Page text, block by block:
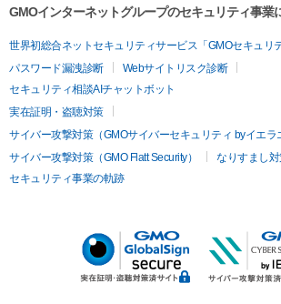
GMOインターネットグループのセキュリティ事業
世界初総合ネットセキュリティサービス「GMOセキュリ
パスワード漏洩診断
Webサイトリスク診断
セキュリティ相談AIチャットボット
実在証明・盗聴対策
サイバー攻撃対策（GMOサイバーセキュリティ byイエラ
サイバー攻撃対策（GMO Flatt Security）
なりすまし
セキュリティ事業の軌跡